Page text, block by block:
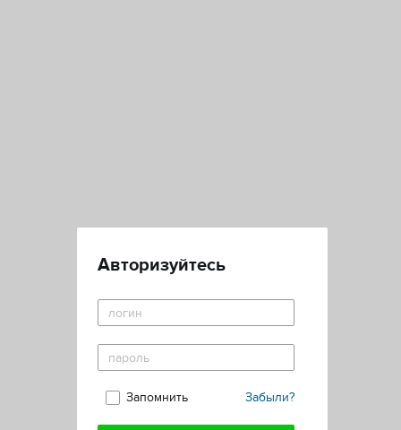
Авторизуйтесь
Забыли?
Запомнить